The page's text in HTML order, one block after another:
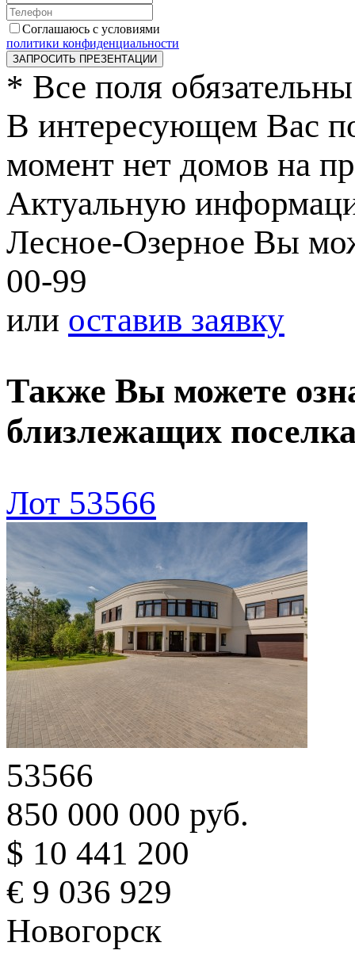
Соглашаюсь с условиями
политики конфиденциальности
ЗАПРОСИТЬ ПРЕЗЕНТАЦИИ
* Все поля
В интересующем Вас
момент нет домов на
Актуальную
Лесное-Озерное Вы
00-99
или оставив заявку
Также Вы можете
близлежащих
Лот 53566
53566
850 000 000 руб.
$ 10 441 200
€ 9 036 929
Новогорск